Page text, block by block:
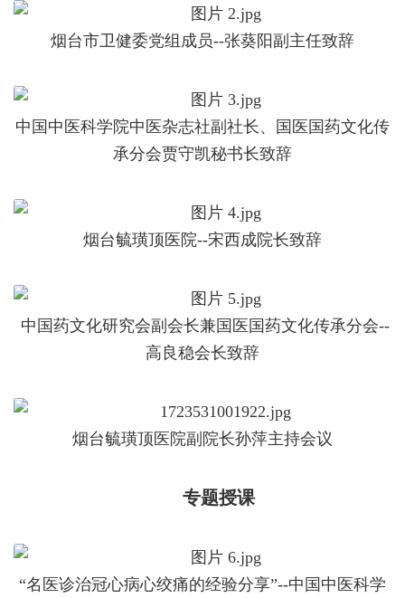
烟台市卫健委党组成员--张葵阳副主任致辞
中国中医科学院中医杂志社副社长、国医国药文化传
承分会贾守凯秘书长致辞
烟台毓璜顶医院--宋西成院长致辞
中国药文化研究会副会长兼国医国药文化传承分会--
高良稳会长致辞
烟台毓璜顶医院副院长孙萍主持会议
专题授课
“名医诊治冠心病心绞痛的经验分享”--中国中医科学